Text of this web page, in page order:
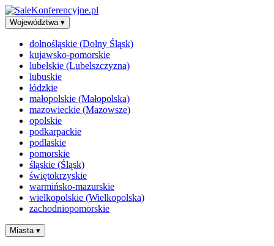
Województwa ▾
dolnośląskie (Dolny Śląsk)
kujawsko-pomorskie
lubelskie (Lubelszczyzna)
lubuskie
łódzkie
małopolskie (Małopolska)
mazowieckie (Mazowsze)
opolskie
podkarpackie
podlaskie
pomorskie
śląskie (Śląsk)
świętokrzyskie
warmińsko-mazurskie
wielkopolskie (Wielkopolska)
zachodniopomorskie
Miasta ▾